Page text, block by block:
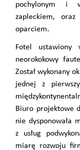
pochylonym i
zapleckiem,
oparciem.
Fotel
neorokokowy
Został wykonany
jednej z
Biuro projektowe
nie dysponowała
z usług
miarę rozwoju